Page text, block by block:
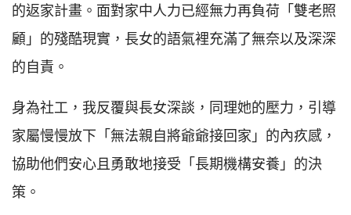
的返家計畫。面對家中人力已經無力再負荷「雙老照
顧」的殘酷現實，長女的語氣裡充滿了無奈以及深深
的自責。
身為社工，我反覆與長女深談，同理她的壓力，引導
家屬慢慢放下「無法親自將爺爺接回家」的內疚感，
協助他們安心且勇敢地接受「長期機構安養」的決
策。